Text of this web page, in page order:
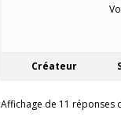
Créateur
Affichage de 11 réponses